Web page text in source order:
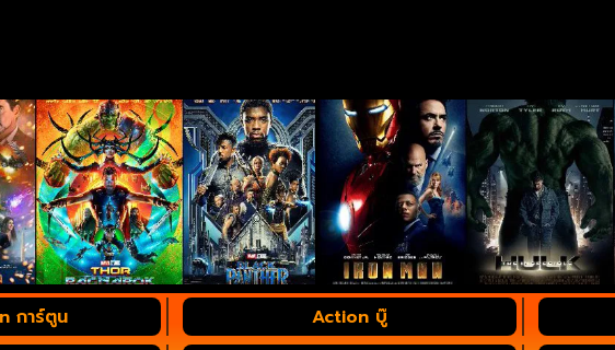
การ์ตูน Action บู๊